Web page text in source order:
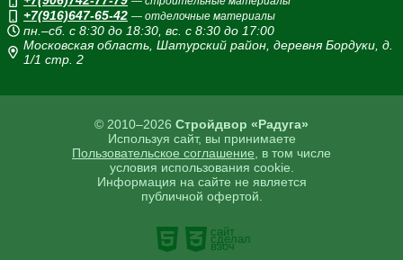
© 2010–2026 Стройдвор «Радуга»
Используя сайт, вы принимаете
Пользовательское соглашение , в том числе
условия использования cookie.
Информация на сайте не является
публичной офертой.
+7(916)647-65-42 — отделочные материалы
пн.–сб. с 8:30 до 18:30, вс. с 8:30 до 17:00
Московская область, Шатурский район, деревня Бордуки, д.
1/1 стр. 2